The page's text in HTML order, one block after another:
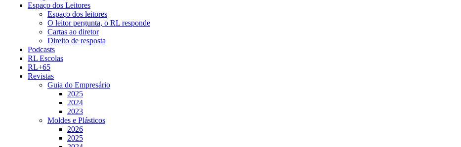
Espaço dos Leitores
Espaço dos leitores
O leitor pergunta, o RL responde
Cartas ao diretor
Direito de resposta
Podcasts
RL Escolas
RL+65
Revistas
Guia do Empresário
2025
2024
2023
Moldes e Plásticos
2026
2025